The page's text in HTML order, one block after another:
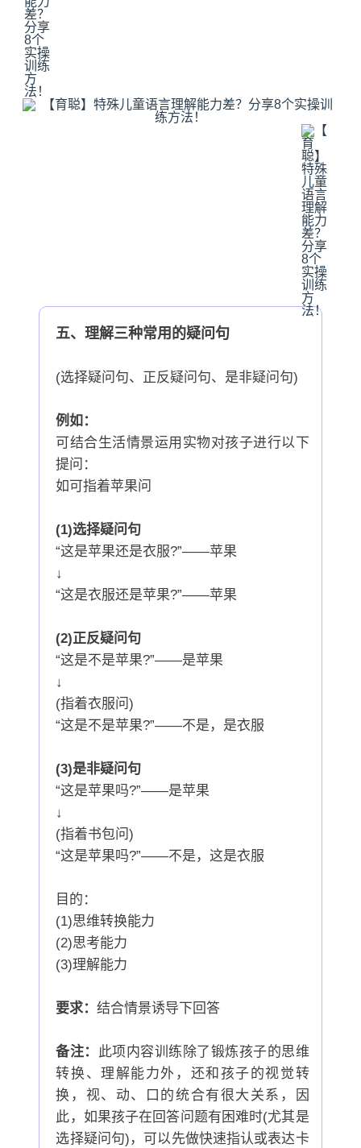
五、理解三种常用的疑问句
(选择疑问句、正反疑问句、是非疑问句)
例如：
可结合生活情景运用实物对孩子进行以下
提问：
如可指着苹果问
(1)选择疑问句
“这是苹果还是衣服?”——苹果
↓
“这是衣服还是苹果?”——苹果
(2)正反疑问句
“这是不是苹果?”——是苹果
↓
(指着衣服问)
“这是不是苹果?”——不是，是衣服
(3)是非疑问句
“这是苹果吗?”——是苹果
↓
(指着书包问)
“这是苹果吗?”——不是，这是衣服
目的：
(1)思维转换能力
(2)思考能力
(3)理解能力
要求：结合情景诱导下回答
备注：
此项内容训练除了锻炼孩子的思维
转换、理解能力外，还和孩子的视觉转
换，视、动、口的统合有很大关系，因
此，如果孩子在回答问题有困难时(尤其是
选择疑问句)，可以先做快速指认或表达卡